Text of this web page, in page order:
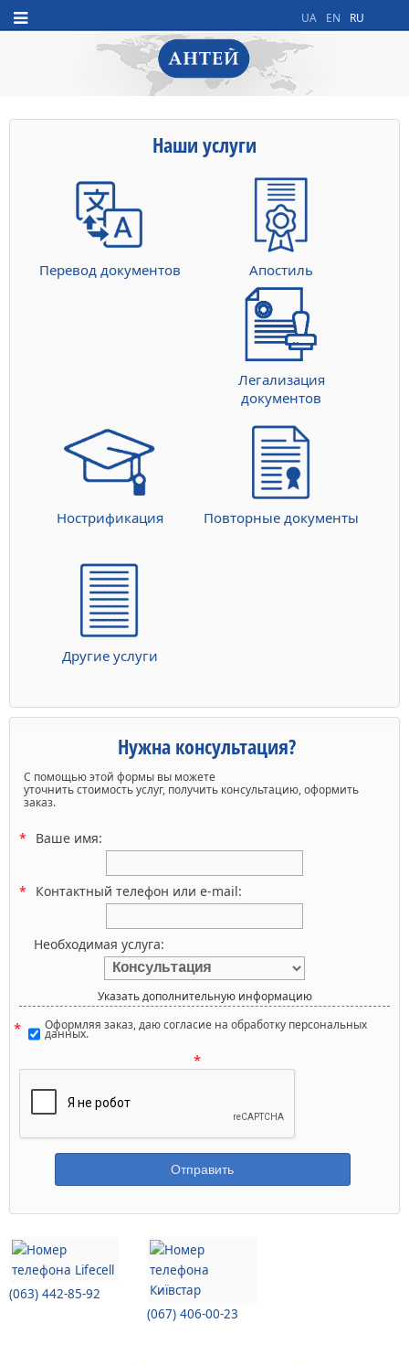
UA EN RU
Наши услуги
Перевод документов Апостиль
Легализация
документов
Нострификация Повторные документы
Другие услуги
Нужна консультация?
С помощью этой формы вы можете
уточнить стоимость услуг, получить консультацию, оформить
заказ.
Ваше имя:
Контактный телефон или e-mail:
Необходимая услуга:
Указать дополнительную информацию
Оформляя заказ, даю согласие на обработку персональных
данных.
(063) 442-85-92
(067) 406-00-23